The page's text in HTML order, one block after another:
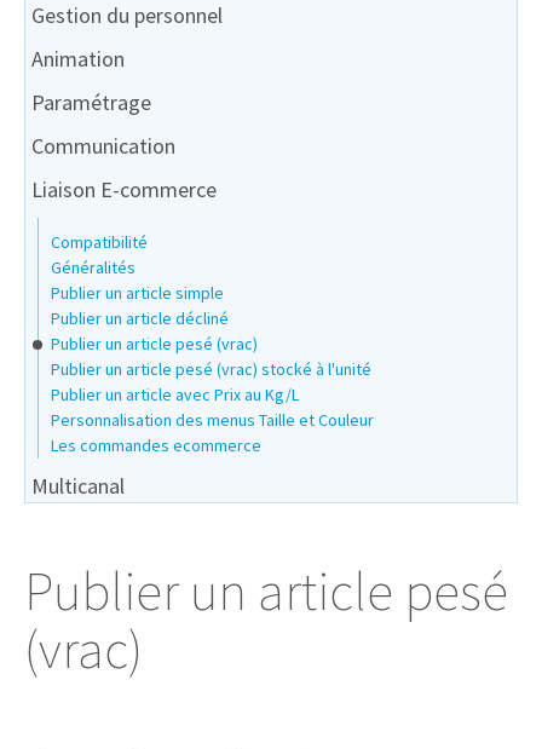
Gestion du personnel
Animation
Paramétrage
Communication
Liaison E-commerce
Compatibilité
Généralités
Publier un article simple
Publier un article décliné
Publier un article pesé (vrac)
Publier un article pesé (vrac) stocké à l'unité
Publier un article avec Prix au Kg/L
Personnalisation des menus Taille et Couleur
Les commandes ecommerce
Multicanal
Publier un article pesé
(vrac)